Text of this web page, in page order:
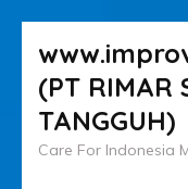
ke
konten
(Tekan
Enter)
(PT RIMAR
TANGGUH)
Care For Indonesia